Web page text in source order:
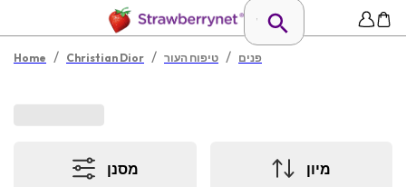
Home / Christian Dior / טיפוח העור / פנים
מסנן מיון